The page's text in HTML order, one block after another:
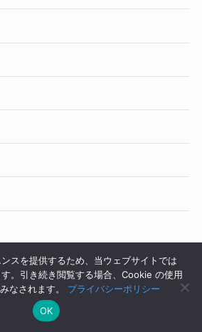
スを提供するため、当ウェブサイトでは
。引き続き閲覧する場合、Cookie の使用
なされます。 プライバシーポリシー
OK